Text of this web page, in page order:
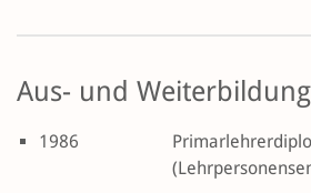
Aus- und Weiterbildung
1986